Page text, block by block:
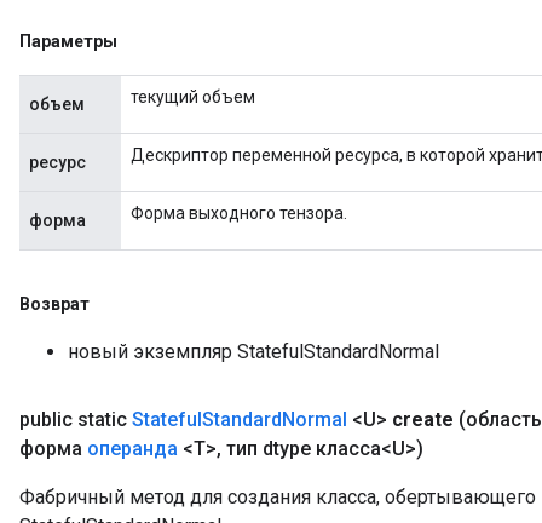
Параметры
объем текущий объем
ресурс Дескриптор переменной ресурса, в которой
форма Форма выходного тензора.
Возврат
новый экземпляр StatefulStandardNormal
public static StatefulStandardNormal <U> create
форма операнда <T>, тип dtype класса<U>)
Фабричный метод для создания класса,